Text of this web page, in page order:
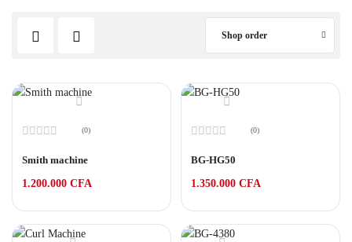
Shop order
0
5
(0)
Smith machine
1.200.000 CFA
0
5
(0)
BG-HG50
1.350.000 CFA